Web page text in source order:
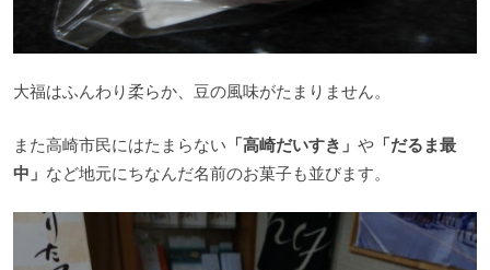
大福はふんわり柔らか、豆の風味がたまりません。
また高崎市民にはたまらない 「高崎だいすき」 や「だるま最
中」 など地元にちなんだ名前のお菓子も並びます。